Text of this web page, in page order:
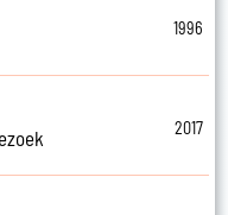
1996
2017